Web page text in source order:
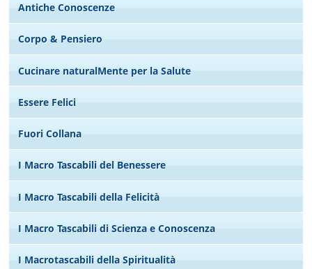
Antiche Conoscenze
Corpo & Pensiero
Cucinare naturalMente per la Salute
Essere Felici
Fuori Collana
I Macro Tascabili del Benessere
I Macro Tascabili della Felicità
I Macro Tascabili di Scienza e Conoscenza
I Macrotascabili della Spiritualità